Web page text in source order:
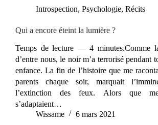
Introspection, Psychologie, Récits
Qui a encore éteint la lumière ?
Temps de lecture — 4 minutes.Comme
d’entre nous, le noir m’a terrorisé pendant
enfance. La fin de l’histoire que me
parents chaque soir, marquait
l’extinction des feux. Alors que
s’adaptaient…
Wissame
6 mars 2021